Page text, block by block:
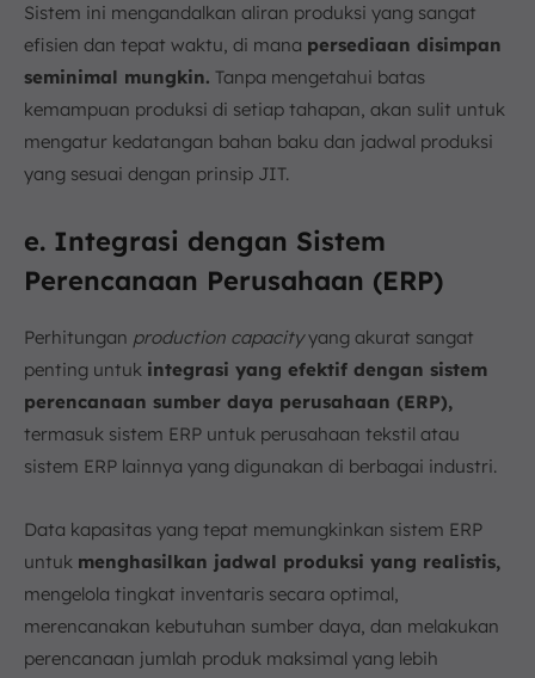
Sistem ini mengandalkan aliran produksi yang sangat
efisien dan tepat waktu, di mana persediaan disimpan
seminimal mungkin. Tanpa mengetahui batas
kemampuan produksi di setiap tahapan, akan sulit untuk
mengatur kedatangan bahan baku dan jadwal produksi
yang sesuai dengan prinsip JIT.
e. Integrasi dengan Sistem
Perencanaan Perusahaan (ERP)
Perhitungan production capacityyang akurat sangat
penting untuk integrasi yang efektif dengan sistem
perencanaan sumber daya perusahaan (ERP),
termasuk sistem ERP untuk perusahaan tekstil atau
sistem ERP lainnya yang digunakan di berbagai industri.
Data kapasitas yang tepat memungkinkan sistem ERP
untuk menghasilkan jadwal produksi yang realistis,
mengelola tingkat inventaris secara optimal,
merencanakan kebutuhan sumber daya, dan melakukan
perencanaan jumlah produk maksimal yang lebih